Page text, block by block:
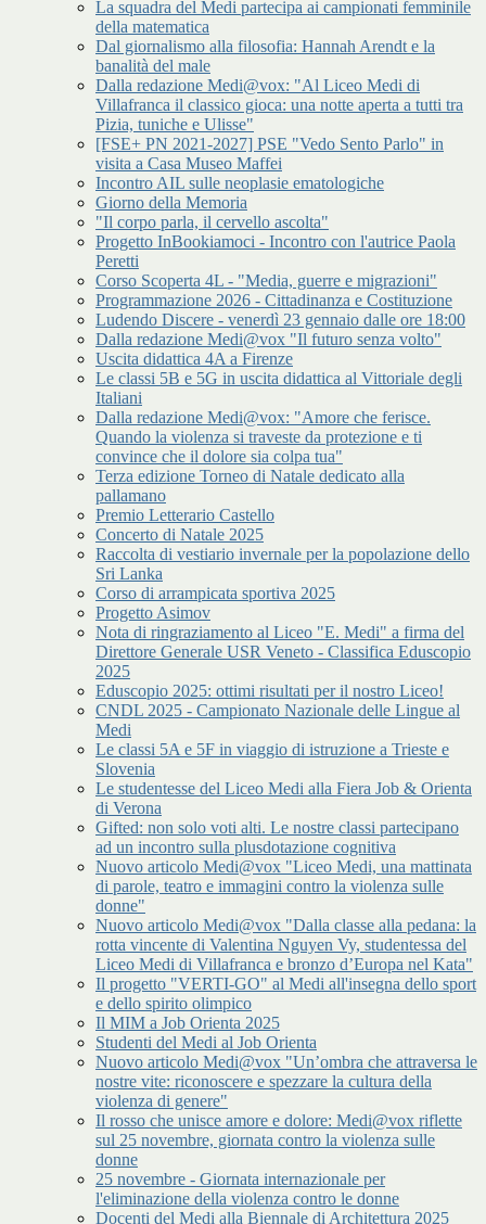
La squadra del Medi partecipa ai campionati femminile
della matematica
Dal giornalismo alla filosofia: Hannah Arendt e la
banalità del male
Dalla redazione Medi@vox: "Al Liceo Medi di
Villafranca il classico gioca: una notte aperta a tutti tra
Pizia, tuniche e Ulisse"
[FSE+ PN 2021-2027] PSE "Vedo Sento Parlo" in
visita a Casa Museo Maffei
Incontro AIL sulle neoplasie ematologiche
Giorno della Memoria
"Il corpo parla, il cervello ascolta"
Progetto InBookiamoci - Incontro con l'autrice Paola
Peretti
Corso Scoperta 4L - "Media, guerre e migrazioni"
Programmazione 2026 - Cittadinanza e Costituzione
Ludendo Discere - venerdì 23 gennaio dalle ore 18:00
Dalla redazione Medi@vox "Il futuro senza volto"
Uscita didattica 4A a Firenze
Le classi 5B e 5G in uscita didattica al Vittoriale degli
Italiani
Dalla redazione Medi@vox: "Amore che ferisce.
Quando la violenza si traveste da protezione e ti
convince che il dolore sia colpa tua"
Terza edizione Torneo di Natale dedicato alla
pallamano
Premio Letterario Castello
Concerto di Natale 2025
Raccolta di vestiario invernale per la popolazione dello
Sri Lanka
Corso di arrampicata sportiva 2025
Progetto Asimov
Nota di ringraziamento al Liceo "E. Medi" a firma del
Direttore Generale USR Veneto - Classifica Eduscopio
2025
Eduscopio 2025: ottimi risultati per il nostro Liceo!
CNDL 2025 - Campionato Nazionale delle Lingue al
Medi
Le classi 5A e 5F in viaggio di istruzione a Trieste e
Slovenia
Le studentesse del Liceo Medi alla Fiera Job & Orienta
di Verona
Gifted: non solo voti alti. Le nostre classi partecipano
ad un incontro sulla plusdotazione cognitiva
Nuovo articolo Medi@vox "Liceo Medi, una mattinata
di parole, teatro e immagini contro la violenza sulle
donne"
Nuovo articolo Medi@vox "Dalla classe alla pedana: la
rotta vincente di Valentina Nguyen Vy, studentessa del
Liceo Medi di Villafranca e bronzo d’Europa nel Kata"
Il progetto "VERTI-GO" al Medi all'insegna dello sport
e dello spirito olimpico
Il MIM a Job Orienta 2025
Studenti del Medi al Job Orienta
Nuovo articolo Medi@vox "Un’ombra che attraversa le
nostre vite: riconoscere e spezzare la cultura della
violenza di genere"
Il rosso che unisce amore e dolore: Medi@vox riflette
sul 25 novembre, giornata contro la violenza sulle
donne
25 novembre - Giornata internazionale per
l'eliminazione della violenza contro le donne
Docenti del Medi alla Biennale di Architettura 2025